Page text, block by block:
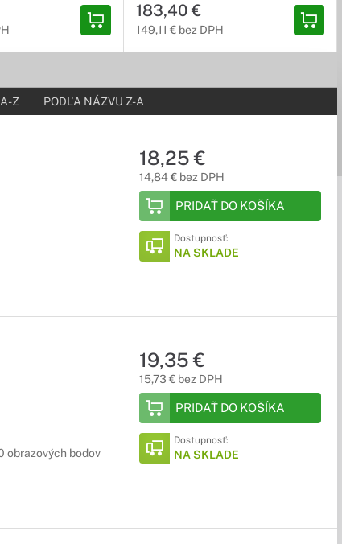
183,40 €
149,11 € bez DPH
Z PODĽA NÁZVU Z-A
18,25 €
14,84 € bez DPH
PRIDAŤ DO KOŠÍKA
Dostupnosť:
NA SKLADE
obrazových bodov
19,35 €
15,73 € bez DPH
PRIDAŤ DO KOŠÍKA
Dostupnosť:
NA SKLADE